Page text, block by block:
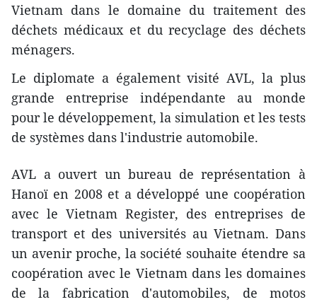
Vietnam dans le domaine du traitement des
déchets médicaux et du recyclage des déchets
ménagers.
Le diplomate a également visité AVL, la plus
grande entreprise indépendante au monde
pour le développement, la simulation et les tests
de systèmes dans l'industrie automobile.
AVL a ouvert un bureau de représentation à
Hanoï en 2008 et a développé une coopération
avec le Vietnam Register, des entreprises de
transport et des universités au Vietnam. Dans
un avenir proche, la société souhaite étendre sa
coopération avec le Vietnam dans les domaines
de la fabrication d'automobiles, de motos